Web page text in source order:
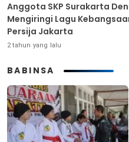
Anggota SKP Surakarta
Mengiringi Lagu
Persija Jakarta
2 tahun yang lalu
BABINSA